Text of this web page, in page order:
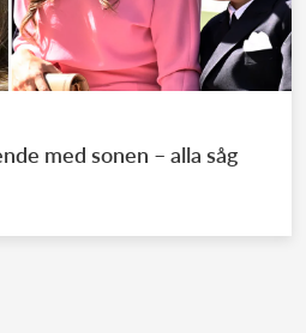
med sonen – alla såg